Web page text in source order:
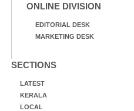
ONLINE DIVISION
EDITORIAL DESK
MARKETING DESK
SECTIONS
LATEST
KERALA
LOCAL